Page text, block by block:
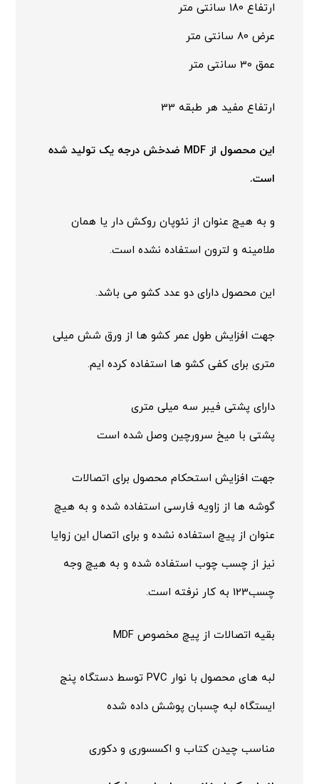
ارتفاع 180 سانتی متر
عرض 80 سانتی متر
عمق 30 سانتی متر
ارتفاع مفید هر طبقه 33
این محصول از MDF ضدخش درجه یک تولید شده
است.
و به هیچ عنوان از نئوپان روکش دار یا همان
ملامینه و لترون استفاده نشده است.
این محصول دارای دو عدد کشو می باشد.
جهت افزایش طول عمر کشو ها از ورق شش میلی
متری برای کفی کشو ها استفاده کرده ایم.
دارای پشتی فیبر سه میلی متری
پشتی با میخ سرورچین وصل شده است
جهت افزایش استحکام محصول برای اتصالات
گوشه ها از زاویه فارسی استفاده شده و به هیچ
عنوان از پیچ استفاده نشده و برای اتصال این زوایا
نیز از چسب چوب استفاده شده و به هیچ وجه
چسب123 به کار نرفته است.
بقیه اتصالات از پیچ مخصوص MDF
لبه های محصول با نوار PVC توسط دستگاه پنج
ایستگاه لبه چسبان پوشش داده شده
مناسب چیدن کتاب و اکسسوری و دکوری